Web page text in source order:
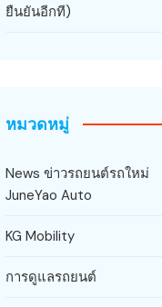
ยืนยันอีกที)
หมวดหมู่
News ข่าวรถยนต์รถใหม่
JuneYao Auto
KG Mobility
การดูแลรถยนต์